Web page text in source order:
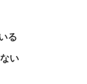
る
い